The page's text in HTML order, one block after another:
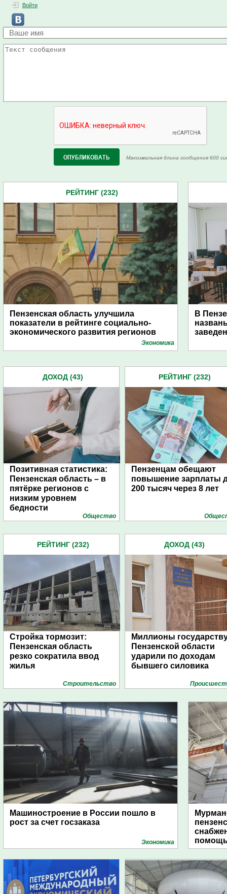
Войти
Максимальная длина сообщения 600
РЕЙТИНГ (232)
Пензенская область улучшила
показатели в рейтинге социально-
экономического развития регионов
Экономика
В
ДОХОД (43)
Позитивная статистика:
Пензенская область – в
пятёрке регионов с
низким уровнем
бедности
Общество
РЕЙТИНГ (232)
Пензенцам обещают
повышение зарплаты
200 тысяч через 8 лет
РЕЙТИНГ (232)
Стройка тормозит:
Пензенская область
резко сократила ввод
жилья
Строительство
ДОХОД (43)
Миллионы
Пензенской области
ударили по доходам
бывшего силовика
Машиностроение в России пошло в
рост за счет госзаказа
Экономика